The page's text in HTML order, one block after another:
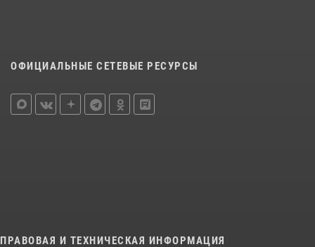
ОФИЦИАЛЬНЫЕ СЕТЕВЫЕ РЕСУРСЫ
ПРАВОВАЯ И ТЕХНИЧЕСКАЯ ИНФОРМАЦИЯ